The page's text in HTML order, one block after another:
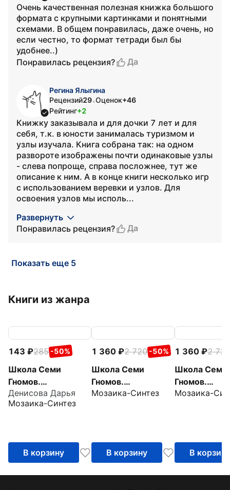
Очень качественная полезная книжка большого
формата с крупными картинками и понятными
схемами. В общем понравилась, даже очень, но
если честно, то формат тетради был бы
удобнее..)
Понравилась рецензия?
Да
Регина Ялыгина
Рецензий29•Оценок+46
Рейтинг+2
Книжку заказывала и для дочки 7 лет и для
себя, т.к. в юности занималась туризмом и
узлы изучала. Книга собрана так: на одном
развороте изображены почти одинаковые узлы
- слева попроще, справа посложнее, тут же
описание к ним. А в конце книги несколько игр
с использованием веревки и узлов. Для
освоения узлов мы исполь...
Развернуть
Понравилась рецензия?
Да
Показать еще 5
Книги из жанра
143 285 -50%
Школа Семи
Гномов.
Мастерская.
Декоративное
Денисова Дарья
Мозаика-Синтез
В корзину
1 360 2 720 -50%
Школа Семи
Гномов.
Мастерская.
книг + канцтовары
+ бонус
Мозаика-Синтез
В корзину
1 360
2 720
Школа Семи
Гномов.
Мастерская.
книг +
+ бонус
Мозаика-
В корзину